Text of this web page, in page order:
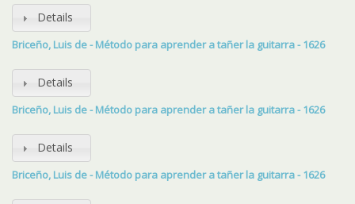
Details
Briceño, Luis de - Método para aprender a tañer la guitarra - 1626
Details
Briceño, Luis de - Método para aprender a tañer la guitarra - 1626
Details
Briceño, Luis de - Método para aprender a tañer la guitarra - 1626